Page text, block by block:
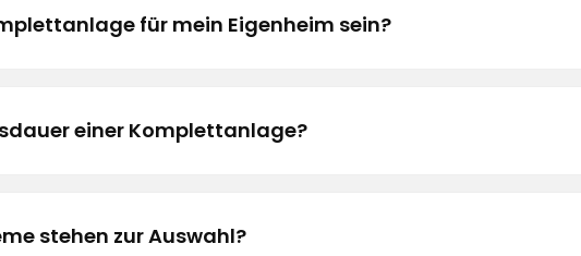
für mein Eigenheim sein?
einer Komplettanlage?
stehen zur Auswahl?